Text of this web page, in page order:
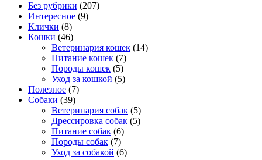
Без рубрики (207)
Интересное (9)
Клички (8)
Кошки (46)
Ветеринария кошек (14)
Питание кошек (7)
Породы кошек (5)
Уход за кошкой (5)
Полезное (7)
Собаки (39)
Ветеринария собак (5)
Дрессировка собак (5)
Питание собак (6)
Породы собак (7)
Уход за собакой (6)